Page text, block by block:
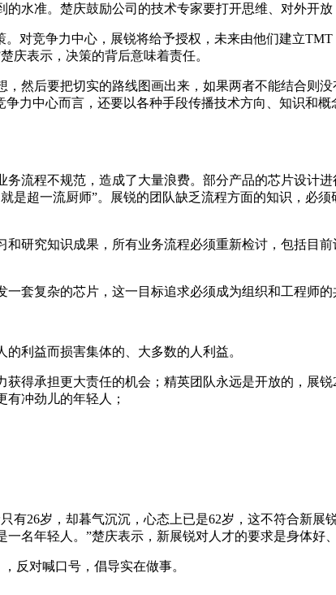
水准。楚庆鼓励公司的技术专家要打开思维、对外开放
对竞争力中心，展锐将给予授权，未来由他们建立
庆表示，决策的背后意味着责任。
然后要把切实的路线图画出来，如果两者不能结合则
力中心而言，还要以各种手段传播技术方向、知识和
流程不规范，造成了大量浪费。部分产品的芯片设计
是超一流厨师”。展锐的团队缺乏流程方面的知识，必
研究知识成果，所有业务流程必须重新检讨，包括目
套复杂的芯片，这一目标追求必须成为组织和工程师的
利益而损害集体的、大多数的人利益。
得承担更大责任的机会；精英团队永远是开放的，展
冲劲儿的年轻人；
26岁，却暮气沉沉，心态上已是62岁，这不符合新展
名年轻人。”楚庆表示，新展锐对人才的要求是身体好
反对喊口号，倡导实在做事。